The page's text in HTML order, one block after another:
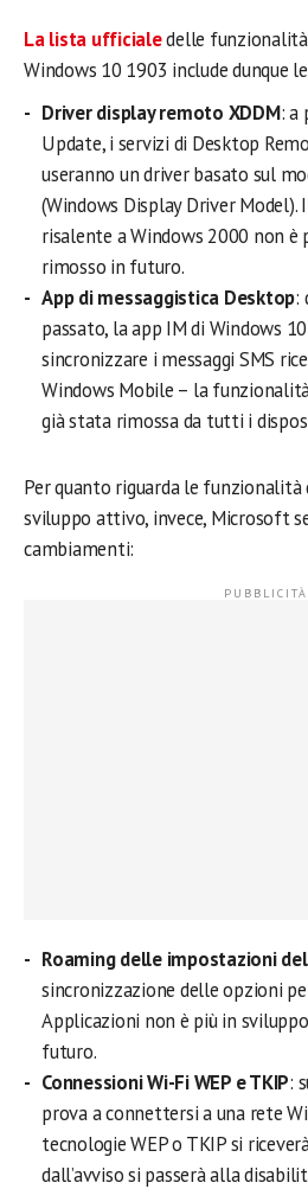
La lista ufficialedelle
Windows 10 1903 include dunque
Driver display remoto XDDM: a
Update, i servizi di Desktop
useranno un driver basato sul
(Windows Display Driver
risalente a Windows 2000 non
rimosso in futuro.
App di messaggistica Desktop:
passato, la app IM di Windows
sincronizzare i messaggi SMS
Windows Mobile – la
già stata rimossa da tutti i
Per quanto riguarda le funzionalità
sviluppo attivo, invece, Microsoft
cambiamenti:
Roaming delle impostazioni
sincronizzazione delle opzioni
Applicazioni non è più in
futuro.
Connessioni Wi-Fi WEP e TKIP:
prova a connettersi a una rete
tecnologie WEP o TKIP si
dall’avviso si passerà alla